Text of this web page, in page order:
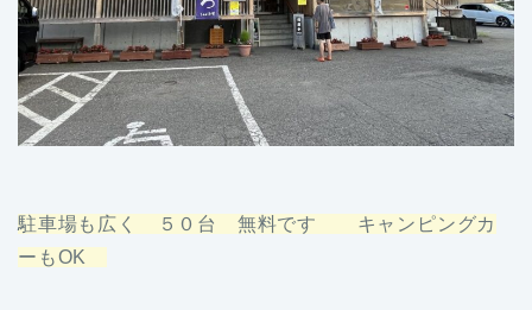
駐車場も広く ５０台 無料です キャンピングカ
ーもOK